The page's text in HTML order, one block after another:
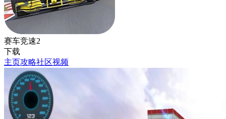
赛车竞速2
下载
主页攻略社区视频